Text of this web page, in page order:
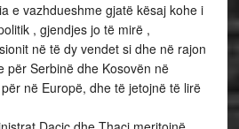
e vazhdueshme gjatë kësaj kohe i
, gjendjes jo të mirë ,
në të dy vendet si dhe në rajon
për Serbinë dhe Kosovën në
në Europë, dhe të jetojnë të lirë